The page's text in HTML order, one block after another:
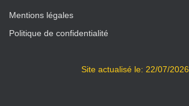
Mentions légales
Politique de confidentialité
Site actualisé le: 22/07/2026